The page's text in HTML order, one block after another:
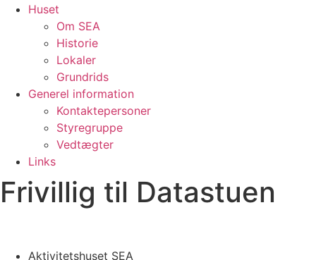
Huset
Om SEA
Historie
Lokaler
Grundrids
Generel information
Kontaktepersoner
Styregruppe
Vedtægter
Links
Frivillig til Datastuen
Aktivitetshuset SEA